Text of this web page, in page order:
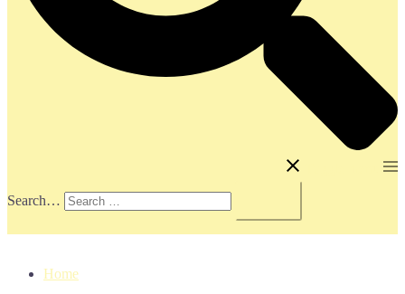
Search…
Home